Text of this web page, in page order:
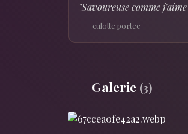
"Savoureuse comme
culotte portee
Galerie (3)